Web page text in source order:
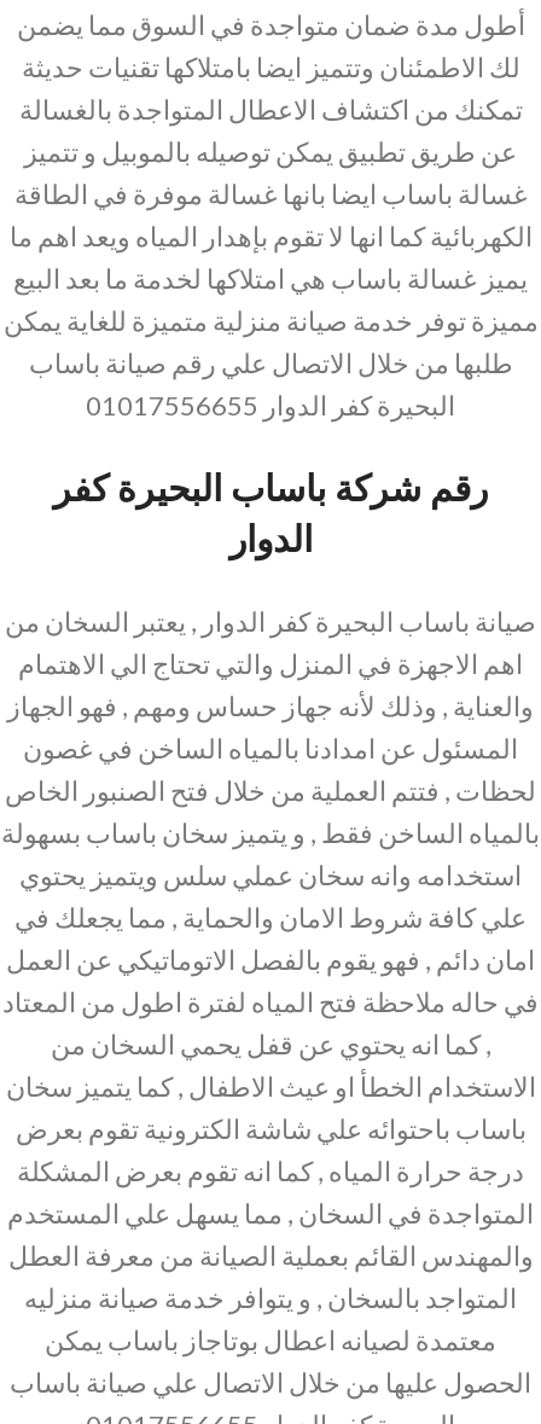
أطول مدة ضمان متواجدة في السوق مما يضمن
لك الاطمئنان وتتميز ايضا بامتلاكها تقنيات حديثة
تمكنك من اكتشاف الاعطال المتواجدة بالغسالة
عن طريق تطبيق يمكن توصيله بالموبيل و تتميز
غسالة باساب ايضا بانها غسالة موفرة في الطاقة
الكهربائية كما انها لا تقوم بإهدار المياه ويعد اهم ما
يميز غسالة باساب هي امتلاكها لخدمة ما بعد البيع
مميزة توفر خدمة صيانة منزلية متميزة للغاية يمكن
طلبها من خلال الاتصال علي رقم صيانة باساب
البحيرة كفر الدوار 01017556655
رقم شركة باساب البحيرة كفر
الدوار
صيانة باساب البحيرة كفر الدوار , يعتبر السخان من
اهم الاجهزة في المنزل والتي تحتاج الي الاهتمام
والعناية , وذلك لأنه جهاز حساس ومهم , فهو الجهاز
المسئول عن امدادنا بالمياه الساخن في غصون
لحظات , فتتم العملية من خلال فتح الصنبور الخاص
بالمياه الساخن فقط , و يتميز سخان باساب بسهولة
استخدامه وانه سخان عملي سلس ويتميز يحتوي
علي كافة شروط الامان والحماية , مما يجعلك في
امان دائم , فهو يقوم بالفصل الاتوماتيكي عن العمل
في حاله ملاحظة فتح المياه لفترة اطول من المعتاد
, كما انه يحتوي عن قفل يحمي السخان من
الاستخدام الخطأ او عيث الاطفال , كما يتميز سخان
باساب باحتوائه علي شاشة الكترونية تقوم بعرض
درجة حرارة المياه , كما انه تقوم بعرض المشكلة
المتواجدة في السخان , مما يسهل علي المستخدم
والمهندس القائم بعملية الصيانة من معرفة العطل
المتواجد بالسخان , و يتوافر خدمة صيانة منزليه
معتمدة لصيانه اعطال بوتاجاز باساب يمكن
الحصول عليها من خلال الاتصال علي صيانة باساب